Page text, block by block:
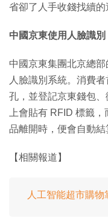
省卻了人手收錢找續的
中國京東使用人臉識別
中國京東集團北京總
人臉識別系統。消費
孔，並登記京東錢包
上會貼有 RFID 標籤
品離開時，便會自動結
【相關報道】
人工智能超市購物